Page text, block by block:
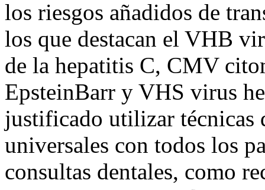
los riesgos añadidos de
los que destacan el VHB
de la hepatitis C, CMV
EpsteinBarr y VHS virus
justificado utilizar técnicas
universales con todos los
consultas dentales, como